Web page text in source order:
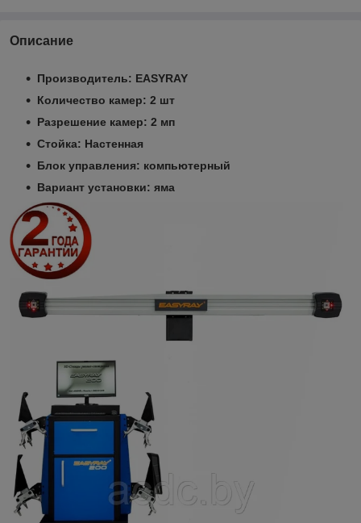
Описание
Производитель: EASYRAY
Количество камер: 2 шт
Разрешение камер: 2 мп
Стойка: Настенная
Блок управления: компьютерный
Вариант установки: яма